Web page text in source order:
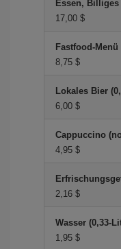
Essen, Billiges
17,00 $
Fastfood-Menü
8,75 $
Lokales Bier
6,00 $
Cappuccino
4,95 $
2,16 $
Wasser (0,33-
1,95 $